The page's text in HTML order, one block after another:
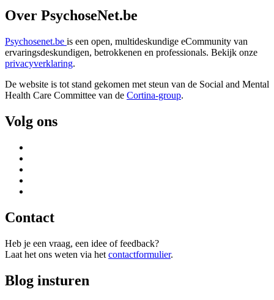
Over PsychoseNet.be
Psychosenet.be is een open, multideskundige eCommunity van
ervaringsdeskundigen, betrokkenen en professionals. Bekijk onze
privacyverklaring.
De website is tot stand gekomen met steun van de Social and Mental
Health Care Committee van de Cortina-group.
Volg ons
Contact
Heb je een vraag, een idee of feedback?
Laat het ons weten via het contactformulier.
Blog insturen